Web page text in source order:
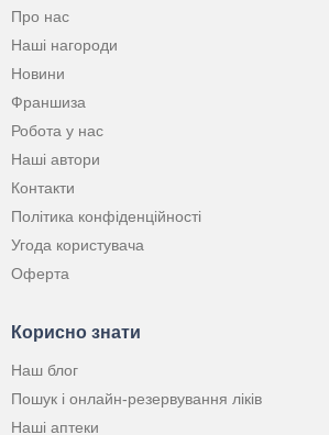
Про нас
Наші нагороди
Новини
Франшиза
Робота у нас
Наші автори
Контакти
Політика конфіденційності
Угода користувача
Оферта
Корисно знати
Наш блог
Пошук і онлайн-резервування ліків
Наші аптеки